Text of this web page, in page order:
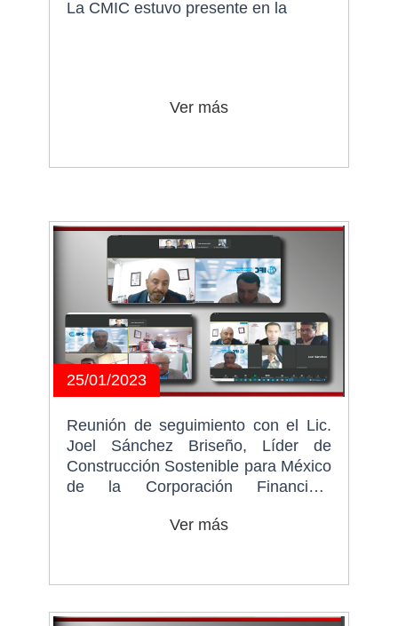
La CMIC estuvo presente en la
Ver más
25/01/2023
Reunión de seguimiento con el Lic.
Joel Sánchez Briseño, Líder de
Construcción Sostenible para México
de la Corporación Financiera
Ver más